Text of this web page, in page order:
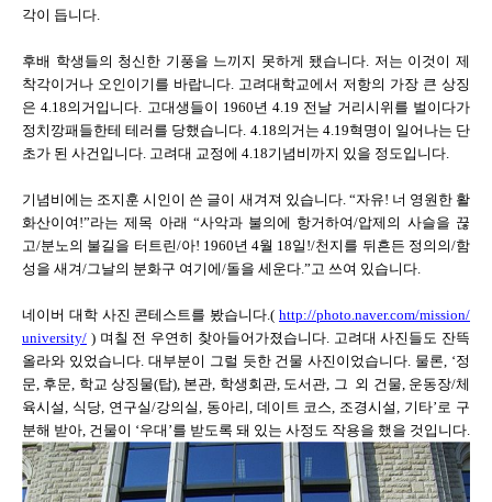
각이 듭니다.
후배 학생들의 청신한 기풍을 느끼지 못하게 됐습니다. 저는 이것이 제
착각이거나 오인이기를 바랍니다. 고려대학교에서 저항의 가장 큰 상징
은 4.18의거입니다. 고대생들이 1960년 4.19 전날 거리시위를 벌이다가
정치깡패들한테 테러를 당했습니다. 4.18의거는 4.19혁명이 일어나는 단
초가 된 사건입니다. 고려대 교정에 4.18기념비까지 있을 정도입니다.
기념비에는 조지훈 시인이 쓴 글이 새겨져 있습니다. “자유! 너 영원한 활
화산이여!”라는 제목 아래 “사악과 불의에 항거하여/압제의 사슬을 끊
고/분노의 불길을 터트린/아! 1960년 4월 18일!/천지를 뒤흔든 정의의/함
성을 새겨/그날의 분화구 여기에/돌을 세운다.”고 쓰여 있습니다.
네이버 대학 사진 콘테스트를 봤습니다.( http://photo.naver.com/mission/
university/ ) 며칠 전 우연히 찾아들어가졌습니다. 고려대 사진들도 잔뜩
올라와 있었습니다. 대부분이 그럴 듯한 건물 사진이었습니다. 물론, ‘정
문, 후문, 학교 상징물(탑), 본관, 학생회관, 도서관, 그 외 건물, 운동장/체
육시설, 식당, 연구실/강의실, 동아리, 데이트 코스, 조경시설, 기타’로 구
분해 받아, 건물이 ‘우대’를 받도록 돼 있는 사정도 작용을 했을 것입니다.